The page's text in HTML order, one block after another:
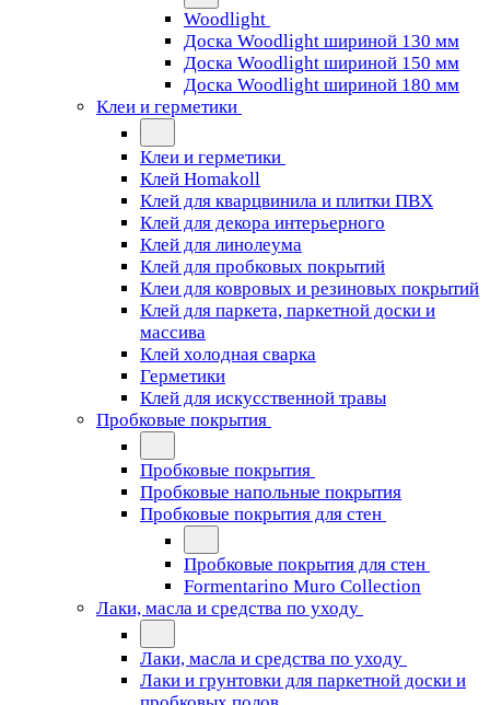
Woodlight
Доска Woodlight шириной 130 мм
Доска Woodlight шириной 150 мм
Доска Woodlight шириной 180 мм
Клеи и герметики
Клеи и герметики
Клей Homakoll
Клей для кварцвинила и плитки ПВХ
Клей для декора интерьерного
Клей для линолеума
Клей для пробковых покрытий
Клеи для ковровых и резиновых покрытий
Клей для паркета, паркетной доски и
массива
Клей холодная сварка
Герметики
Клей для искусственной травы
Пробковые покрытия
Пробковые покрытия
Пробковые напольные покрытия
Пробковые покрытия для стен
Пробковые покрытия для стен
Formentarino Muro Collection
Лаки, масла и средства по уходу
Лаки, масла и средства по уходу
Лаки и грунтовки для паркетной доски и